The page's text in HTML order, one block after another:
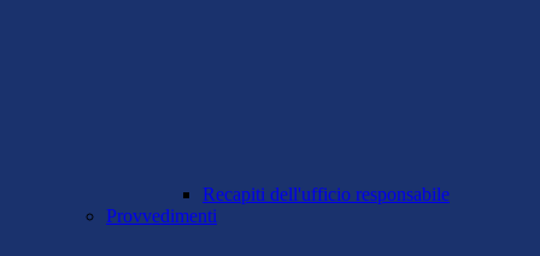
Recapiti dell'ufficio responsabile
Provvedimenti